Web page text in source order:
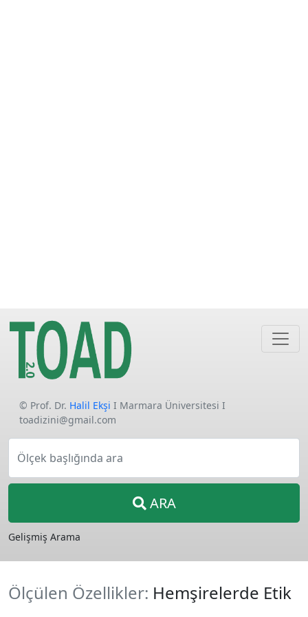
© Prof. Dr. Halil Ekşi I Marmara Üniversitesi I
toadizini@gmail.com
Ölçek başlığında ara
ARA
Gelişmiş Arama
Ölçülen Özellikler: Hemşirelerde Etik